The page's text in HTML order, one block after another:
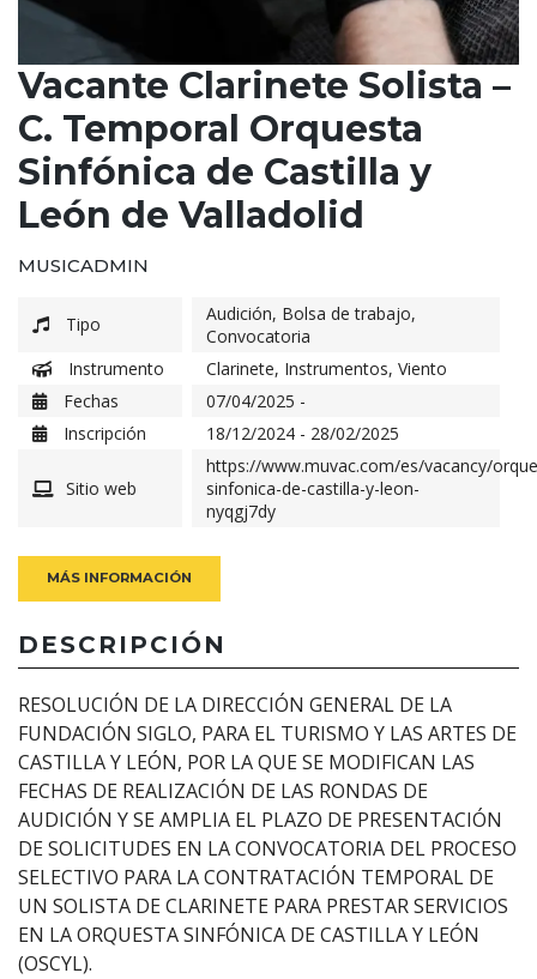
Vacante Clarinete Solista –
C. Temporal Orquesta
Sinfónica de Castilla y
León de Valladolid
MUSICADMIN
Tipo Audición, Bolsa de trabajo,
Convocatoria
Instrumento
Clarinete, Instrumentos, Viento
Fechas
07/04/2025 -
Inscripción
18/12/2024 - 28/02/2025
Sitio web
https://www.muvac.com/es/vacancy/
sinfonica-de-castilla-y-leon-
nyqgj7dy
MÁS INFORMACIÓN
DESCRIPCIÓN
RESOLUCIÓN DE LA DIRECCIÓN GENERAL DE LA
FUNDACIÓN SIGLO, PARA EL TURISMO Y LAS ARTES DE
CASTILLA Y LEÓN, POR LA QUE SE MODIFICAN LAS
FECHAS DE REALIZACIÓN DE LAS RONDAS DE
AUDICIÓN Y SE AMPLIA EL PLAZO DE PRESENTACIÓN
DE SOLICITUDES EN LA CONVOCATORIA DEL PROCESO
SELECTIVO PARA LA CONTRATACIÓN TEMPORAL DE
UN SOLISTA DE CLARINETE PARA PRESTAR SERVICIOS
EN LA ORQUESTA SINFÓNICA DE CASTILLA Y LEÓN
(OSCYL).